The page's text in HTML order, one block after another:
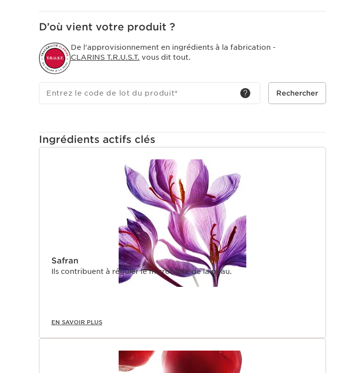
La TECHNOLOGIE [AMÉLIORANT L’UNIFORMITÉ] formulée en extrait de thé
violet aide la peau à retrouver un teint plus uniforme et lumineux, pour un
résultat éclatant. Avec des acides de fleur d’hibiscus sabdariffa qui exfolient
et affinent le grain de peau.
D’où vient votre produit ?
De l'approvisionnement en ingrédients à la fabrication -
CLARINS T.R.U.S.T. vous dit tout.
Entrez le code de lot du produit* Rechercher
Ingrédients actifs clés
ALLER AU CONTENU
Safran
Ils contribuent à réguler le microbiote de la peau.
EN SAVOIR PLUS